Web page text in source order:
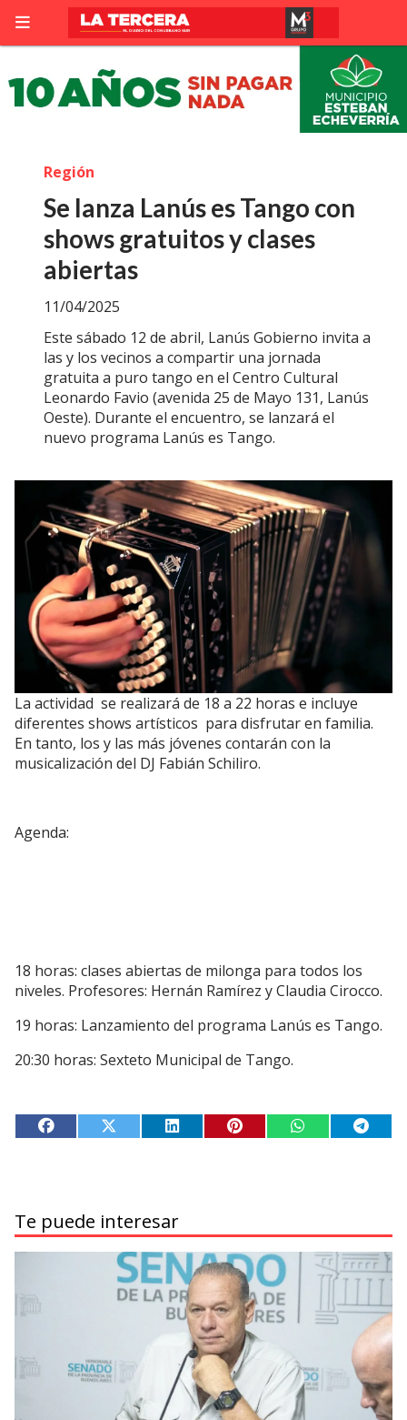
Se lanza Lanús es Tango con
shows gratuitos y clases
abiertas
Este sábado 12 de abril, Lanús Gobierno invita a
las y los vecinos a compartir una jornada
gratuita a puro tango en el Centro Cultural
Leonardo Favio (avenida 25 de Mayo 131, Lanús
Oeste). Durante el encuentro, se lanzará el
nuevo programa Lanús es Tango.
Región
11/04/2025
La actividad se realizará de 18 a 22 horas e incluye
diferentes shows artísticos para disfrutar en familia.
En tanto, los y las más jóvenes contarán con la
musicalización del DJ Fabián Schiliro.
Agenda:
18 horas: clases abiertas de milonga para todos los
niveles. Profesores: Hernán Ramírez y Claudia Cirocco.
19 horas: Lanzamiento del programa Lanús es Tango.
20:30 horas: Sexteto Municipal de Tango.
Te puede interesar